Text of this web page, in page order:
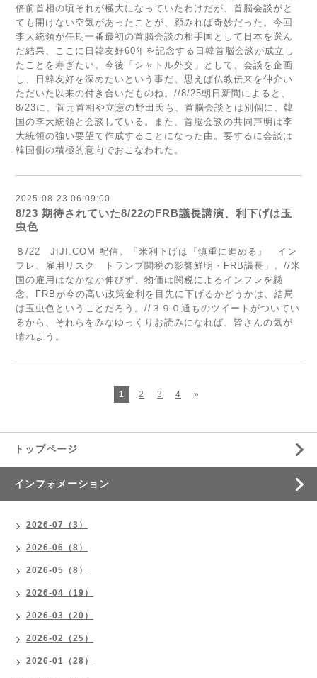
倍前首相の頃それが極大になっていたわけだが、首脳会談がと
ても開けない空気があったことが、顧みれば奇妙だった。今回
李大統領が任期一番最初の首脳会談の相手国として日本を選ん
だ結果、ここに日韓友好60年を記念する日韓首脳会談が成立し
たことを寿ぎたい。今後「シャトル外交」として、会談を企画
し、日韓友好を深めたいという事だ。思えば仏教伝来を仲介い
ただいた以来の付き合いだものね。//8/25朝日新聞によると、
8/23に、菅元首相や立憲の野田氏も、首脳会談とは別個に、韓
国の李大統領と会談している。また、首脳会談の共同声明は李
大統領の強い要望で作成することになった由。要するに会談は
韓国側の積極的意向でおこなわれた。
2025-08-23 06:09:00
8/23 期待されていた8/22のFRB議長講演、利下げは玉
虫色
８/22 JIJI.COM 配信。「米利下げは『慎重に進める』 イン
フレ、雇用リスク トランプ関税の影響鮮明・FRB議長」。//米
国の雇用はなかなか伸びず、物価は関税によるインフレを懸
念。FRBが今の高い政策金利を目先に下げるかどうかは、結局
は玉虫色ということだろう。//３９０通ものツイートがついてい
るから、それらをみなゆっくりお読みになれば、皆さんの気が
晴れよう。
1 2 3 4 »
トップページ
インフォメーション
2026-07（3）
2026-06（8）
2026-05（8）
2026-04（19）
2026-03（20）
2026-02（25）
2026-01（28）